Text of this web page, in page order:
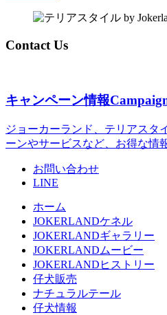
Contact Us
キャンペーン情報
ジョーカーランド、テリアスタ
ーンやサービスなど、お得な情
お問い合わせ
LINE
ホーム
JOKERLANDケネル
JOKERLANDギャラリー
JOKERLANDムービー
JOKERLANDヒストリー
仔犬販売
ナチュラルテール
仔犬情報